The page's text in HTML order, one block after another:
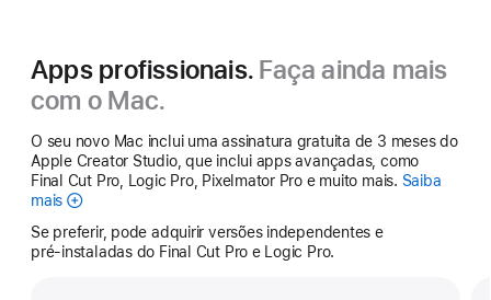
Apps profissionais. Faça ainda mais
com o Mac.
O seu novo Mac inclui uma assinatura gratuita de 3 meses do
Apple Creator Studio, que inclui apps avançadas, como
Final Cut Pro, Logic Pro, Pixelmator Pro e muito mais. Saiba
mais Apple
Studio
Se preferir, pode adquirir versões independentes e
pré‑instaladas do Final Cut Pro e Logic Pro.